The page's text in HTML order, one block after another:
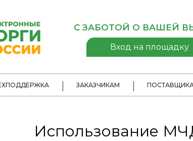
С ЗАБОТОЙ О ВАШЕЙ
Вход на площадку
ЗАКАЗЧИКАМ
Использование